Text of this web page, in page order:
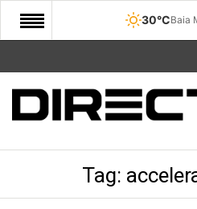
30°CBaia
START
COMUNITATE
Tag: